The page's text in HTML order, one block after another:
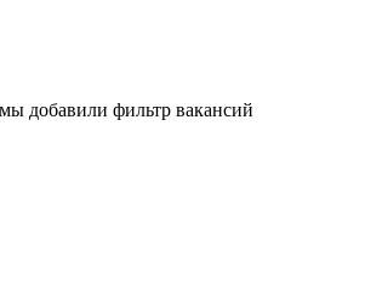
добавили фильтр вакансий